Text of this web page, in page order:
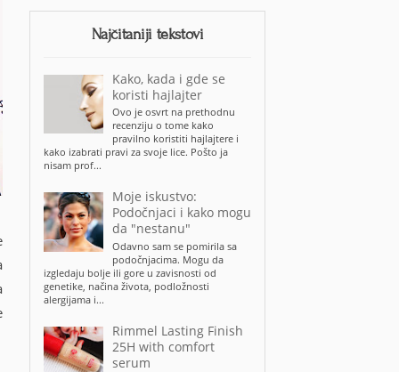
Najčitaniji tekstovi
Kako, kada i gde se
koristi hajlajter
Ovo je osvrt na prethodnu
recenziju o tome kako
pravilno koristiti hajlajtere i
kako izabrati pravi za svoje lice. Pošto ja
nisam prof...
Moje iskustvo:
Podočnjaci i kako mogu
da "nestanu"
Odavno sam se pomirila sa
podočnjacima. Mogu da
izgledaju bolje ili gore u zavisnosti od
genetike, načina života, podložnosti
alergijama i...
Rimmel Lasting Finish
25H with comfort
serum